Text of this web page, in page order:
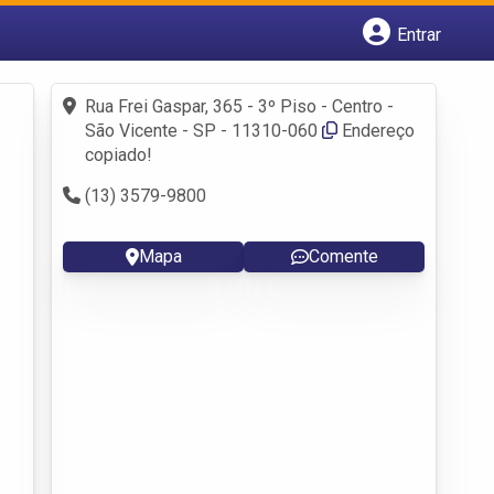
Entrar
Fazer login
Criar conta
Rua Frei Gaspar, 365 - 3º Piso - Centro -
São Vicente - SP - 11310-060
Endereço
copiado!
(13) 3579-9800
Mapa Comente